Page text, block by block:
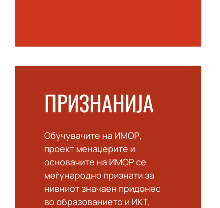
ПРИЗНАНИЈА
Обучувачите на ИМОР,
проект менаџерите и
основачите на ИМОР се
меѓународно признати за
нивниот значаен придонес
во образованието и ИКТ,